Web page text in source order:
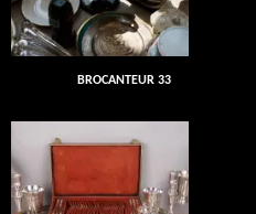
BROCANTEUR 33